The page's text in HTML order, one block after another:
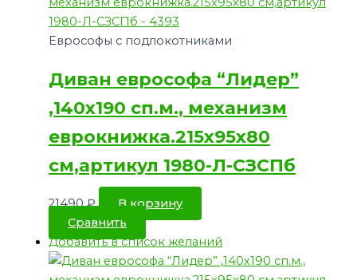
Еврософы с подлокотниками
Диван еврософа “Лидер”
,140х190 сп.м., механизм
еврокнижка.215х95х80
см,артикул 1980-Л-СЗСПб
21490₽
В корзину
Сравнить
Добавить в список желаний